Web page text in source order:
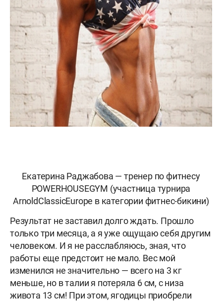
Екатерина Раджабова — тренер по фитнесу
POWERHOUSEGYM (участница турнира
ArnoldClassicEurope в категории фитнес-бикини)
Результат не заставил долго ждать. Прошло
только три месяца, а я уже ощущаю себя другим
человеком. И я не расслабляюсь, зная, что
работы еще предстоит не мало. Вес мой
изменился не значительно — всего на 3 кг
меньше, но в талии я потеряла 6 см, с низа
живота 13 см! При этом, ягодицы приобрели